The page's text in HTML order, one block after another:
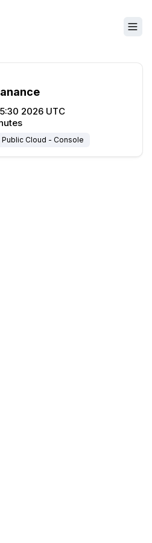
2026 UTC
Public Cloud - Console